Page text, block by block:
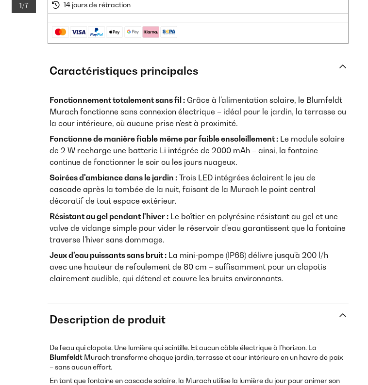
1/7 14 jours de rétraction
Caractéristiques principales
Fonctionnement totalement sans fil : Grâce à l'alimentation solaire, le Blumfeldt
Murach fonctionne sans connexion électrique – idéal pour le jardin, la terrasse ou
la cour intérieure, où aucune prise n'est à proximité.
Fonctionne de manière fiable même par faible ensoleillement : Le module solaire
de 2 W recharge une batterie Li intégrée de 2000 mAh – ainsi, la fontaine
continue de fonctionner le soir ou les jours nuageux.
Soirées d'ambiance dans le jardin : Trois LED intégrées éclairent le jeu de
cascade après la tombée de la nuit, faisant de la Murach le point central
décoratif de tout espace extérieur.
Résistant au gel pendant l'hiver : Le boîtier en polyrésine résistant au gel et une
valve de vidange simple pour vider le réservoir d'eau garantissent que la fontaine
traverse l'hiver sans dommage.
Jeux d'eau puissants sans bruit : La mini-pompe (IP68) délivre jusqu'à 200 l/h
avec une hauteur de refoulement de 80 cm – suffisamment pour un clapotis
clairement audible, qui détend et couvre les bruits environnants.
Description de produit
De l'eau qui clapote. Une lumière qui scintille. Et aucun câble électrique à l'horizon. La
Blumfeldt Murach transforme chaque jardin, terrasse et cour intérieure en un havre de paix
– sans aucun effort.
En tant que fontaine en cascade solaire, la Murach utilise la lumière du jour pour animer son